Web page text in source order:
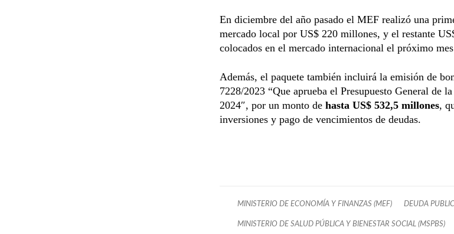
En diciembre del año pasado el MEF realizó una
mercado local por US$ 220 millones, y el restante
colocados en el mercado internacional el próximo
Además, el paquete también incluirá la emisión de
7228/2023 “Que aprueba el Presupuesto General de
2024″, por un monto de hasta US$ 532,5 millones,
inversiones y pago de vencimientos de deudas.
MINISTERIO DE ECONOMÍA Y FINANZAS (MEF) DEUDA
MINISTERIO DE SALUD PÚBLICA Y BIENESTAR SOCIAL (MSPBS)